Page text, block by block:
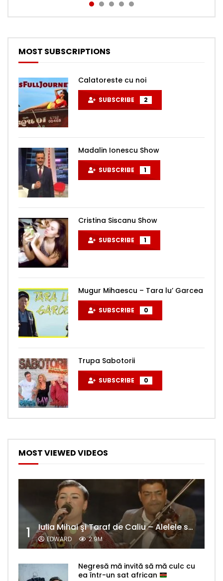
MOST SUBSCRIPTIONS
Calatoreste cu noi
SUBSCRIBE 2
Madalin Ionescu Show
SUBSCRIBE 1
Cristina Siscanu Show
SUBSCRIBE 1
Mugur Mihaescu – Tara lu’ Garcea
SUBSCRIBE 0
Trupa Sabotorii
SUBSCRIBE 0
MOST VIEWED VIDEOS
1 Iulia Mihai şi Taraf de Caliu – Alelele sălcioară (@#VedetaPopulară)
EDWARD 2.9M
Negresă mă invită să mă culc cu
ea într-un sat african